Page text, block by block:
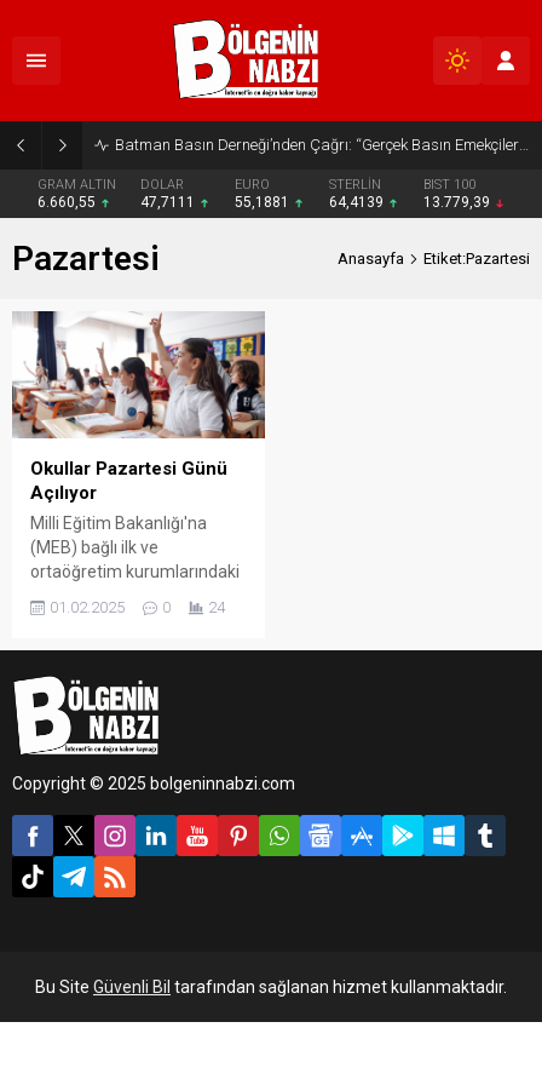
Batman Basın Derneği’nden Çağrı: “Gerçek Basın Emekçileri Desteklenmeli”
GRAM ALTIN
6.660,55
DOLAR
47,7111
EURO
55,1881
STERLİN
64,4139
BIST 100
13.779,39
Pazartesi Anasayfa Etiket:Pazartesi
Okullar Pazartesi Günü
Açılıyor
Milli Eğitim Bakanlığı'na
(MEB) bağlı ilk ve
ortaöğretim kurumlarındaki
yarıyıl tatilinin ardından 3
01.02.2025 0 24
Copyright © 2025 bolgeninnabzi.com
Bu Site Güvenli Bil tarafından sağlanan hizmet kullanmaktadır.